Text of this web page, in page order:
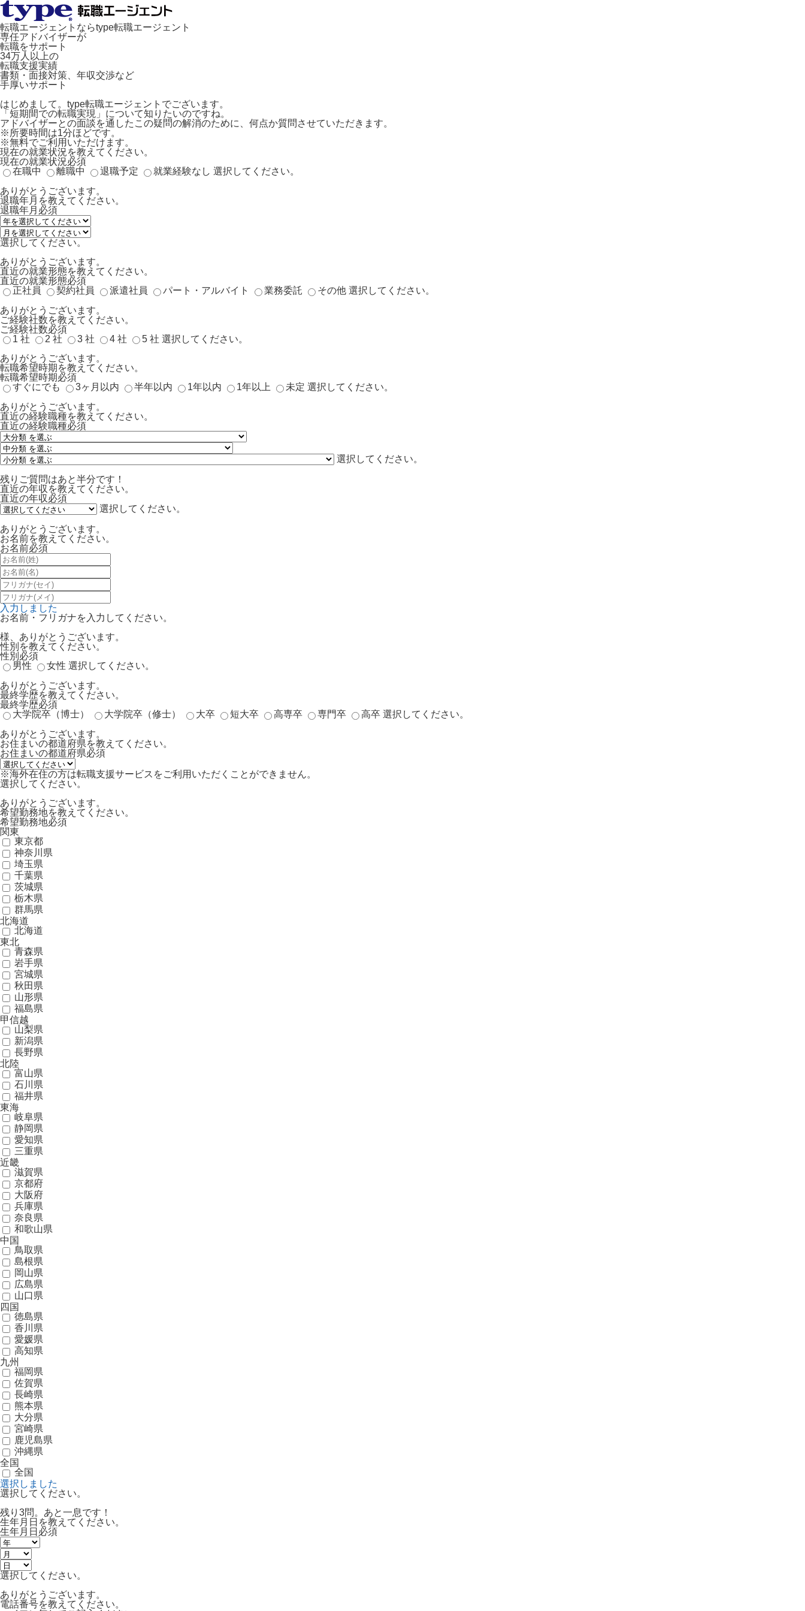
転職エージェントならtype転職エージェント
専任アドバイザーが
転職をサポート
34万人以上の
転職支援実績
書類・面接対策、年収交渉など
手厚いサポート
はじめまして。type転職エージェントでございます。
「 短期間での転職実現 」について知りたいのですね。
アドバイザーとの面談を通したこの疑問の解消のために、何点か質問させていただきます。
※所要時間は1分ほどです。
※無料でご利用いただけます。
現在の就業状況を教えてください。
現在の就業状況必須
在職中
離職中 退職予定 就業経験なし 選択してください。
ありがとうございます。
退職年月を教えてください。
退職年月 必須
選択してください。
ありがとうございます。
直近の就業形態を教えてください。
直近の就業形態必須
正社員
契約社員 派遣社員 パート・アルバイト 業務委託 その他 選択してください。
ありがとうございます。
ご経験社数を教えてください。
ご経験社数必須
1 社
2 社 3 社 4 社 5 社 選択してください。
ありがとうございます。
転職希望時期を教えてください。
転職希望時期必須
すぐにでも
3ヶ月以内 半年以内 1年以内 1年以上 未定 選択してください。
ありがとうございます。
直近の経験職種を教えてください。
直近の経験職種必須
選択してください。
残りご質問はあと半分です！
直近の年収を教えてください。
直近の年収必須
選択してください。
ありがとうございます。
お名前を教えてください。
お名前必須
入力しました
お名前・フリガナを入力してください。
様、ありがとうございます。
性別を教えてください。
性別 必須
男性
女性 選択してください。
ありがとうございます。
最終学歴を教えてください。
最終学歴必須
大学院卒（博士）
大学院卒（修士） 大卒 短大卒 高専卒 専門卒 高卒 選択してください。
ありがとうございます。
お住まいの都道府県を教えてください。
お住まいの都道府県必須
※海外在住の方は転職支援サービスをご利用いただくことができません。
選択してください。
ありがとうございます。
希望勤務地を教えてください。
希望勤務地必須
関東
東京都
神奈川県
埼玉県
千葉県
茨城県
栃木県
群馬県
北海道
北海道
東北
青森県
岩手県
宮城県
秋田県
山形県
福島県
甲信越
山梨県
新潟県
長野県
北陸
富山県
石川県
福井県
東海
岐阜県
静岡県
愛知県
三重県
近畿
滋賀県
京都府
大阪府
兵庫県
奈良県
和歌山県
中国
鳥取県
島根県
岡山県
広島県
山口県
四国
徳島県
香川県
愛媛県
高知県
九州
福岡県
佐賀県
長崎県
熊本県
大分県
宮崎県
鹿児島県
沖縄県
全国
全国
選択しました
選択してください。
残り3問。あと一息です！
生年月日を教えてください。
生年月日 必須
選択してください。
ありがとうございます。
電話番号を教えてください。